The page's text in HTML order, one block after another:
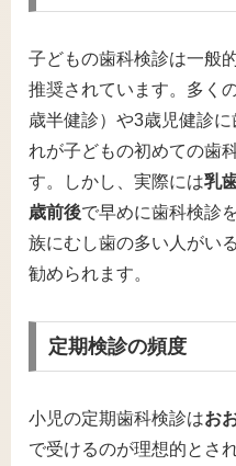
子どもの歯科検診は一般
推奨されています​。多く
歳半健診）や3歳児健診
れが子どもの初めての歯
す​。しかし、実際には乳
歳前後で早めに歯科検診
族にむし歯の多い人がい
勧められます​。
定期検診の頻度
小児の定期歯科検診はお
で受けるのが理想的とさ